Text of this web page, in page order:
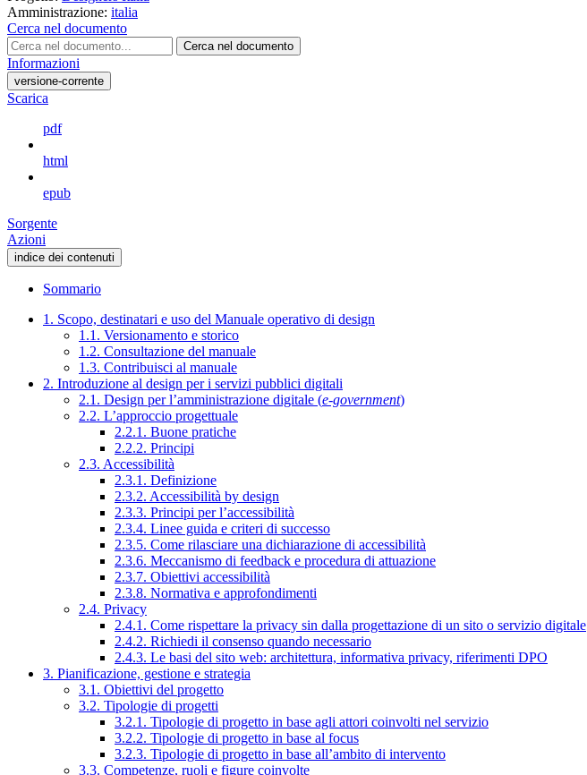
Amministrazione: italia
Cerca nel documento
Cerca nel documento
Informazioni
versione-corrente
Scarica
pdf
html
epub
Sorgente
Azioni
indice dei contenuti
Sommario
1. Scopo, destinatari e uso del Manuale operativo di design
1.1. Versionamento e storico
1.2. Consultazione del manuale
1.3. Contribuisci al manuale
2. Introduzione al design per i servizi pubblici digitali
2.1. Design per l’amministrazione digitale (e-government)
2.2. L’approccio progettuale
2.2.1. Buone pratiche
2.2.2. Principi
2.3. Accessibilità
2.3.1. Definizione
2.3.2. Accessibilità by design
2.3.3. Principi per l’accessibilità
2.3.4. Linee guida e criteri di successo
2.3.5. Come rilasciare una dichiarazione di accessibilità
2.3.6. Meccanismo di feedback e procedura di attuazione
2.3.7. Obiettivi accessibilità
2.3.8. Normativa e approfondimenti
2.4. Privacy
2.4.1. Come rispettare la privacy sin dalla progettazione di un sito o servizio digitale
2.4.2. Richiedi il consenso quando necessario
2.4.3. Le basi del sito web: architettura, informativa privacy, riferimenti DPO
3. Pianificazione, gestione e strategia
3.1. Obiettivi del progetto
3.2. Tipologie di progetti
3.2.1. Tipologie di progetto in base agli attori coinvolti nel servizio
3.2.2. Tipologie di progetto in base al focus
3.2.3. Tipologie di progetto in base all’ambito di intervento
3.3. Competenze, ruoli e figure coinvolte